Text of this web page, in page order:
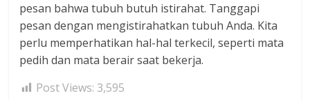
pesan bahwa tubuh butuh istirahat. Tanggapi
pesan dengan mengistirahatkan tubuh Anda. Kita
perlu memperhatikan hal-hal terkecil, seperti mata
pedih dan mata berair saat bekerja.
Post Views: 3,595